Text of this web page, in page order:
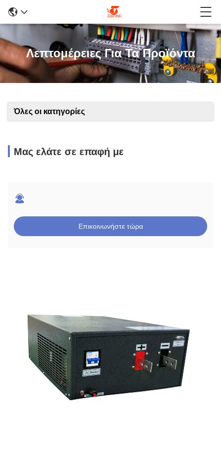
Λεπτομέρειες Για Τα Προϊόντα
Όλες οι κατηγορίες
Μας ελάτε σε επαφή με
Επικοινωνήστε τώρα